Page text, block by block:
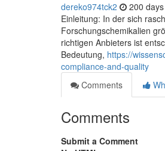
dereko974tck2 200
Einleitung: In der sich
Forschungschemikalien
richtigen Anbieters ist
Bedeutung, https://
compliance-and-quality
Comments
Comments
Submit a Comment